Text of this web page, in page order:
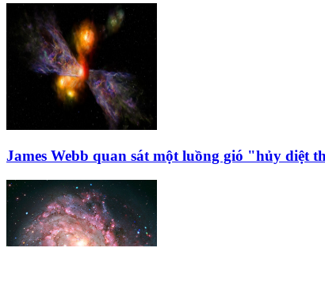
James Webb quan sát một luồng gió "hủy diệt